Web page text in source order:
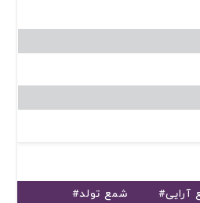
آرایی
#شمع تولد